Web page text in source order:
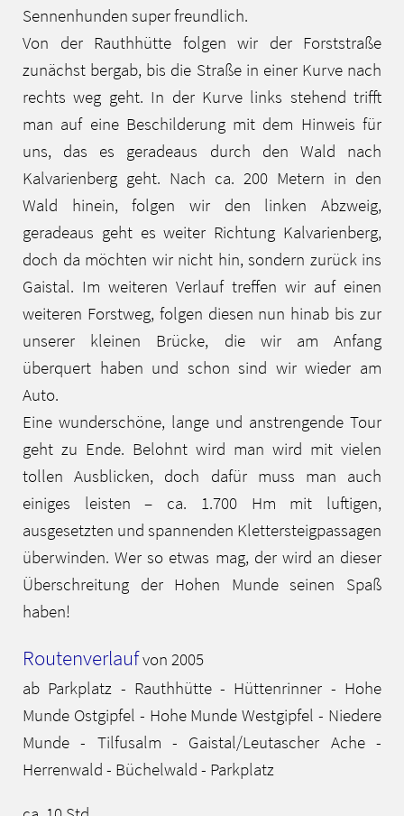
Sennenhunden super freundlich.
Von der Rauthhütte folgen wir der Forststraße
zunächst bergab, bis die Straße in einer Kurve nach
rechts weg geht. In der Kurve links stehend trifft
man auf eine Beschilderung mit dem Hinweis für
uns, das es geradeaus durch den Wald nach
Kalvarienberg geht. Nach ca. 200 Metern in den
Wald hinein, folgen wir den linken Abzweig,
geradeaus geht es weiter Richtung Kalvarienberg,
doch da möchten wir nicht hin, sondern zurück ins
Gaistal. Im weiteren Verlauf treffen wir auf einen
weiteren Forstweg, folgen diesen nun hinab bis zur
unserer kleinen Brücke, die wir am Anfang
überquert haben und schon sind wir wieder am
Auto.
Eine wunderschöne, lange und anstrengende Tour
geht zu Ende. Belohnt wird man wird mit vielen
tollen Ausblicken, doch dafür muss man auch
einiges leisten – ca. 1.700 Hm mit luftigen,
ausgesetzten und spannenden Klettersteigpassagen
überwinden. Wer so etwas mag, der wird an dieser
Überschreitung der Hohen Munde seinen Spaß
haben!
Routenverlaufvon 2005
ab Parkplatz - Rauthhütte - Hüttenrinner - Hohe
Munde Ostgipfel - Hohe Munde Westgipfel - Niedere
Munde - Tilfusalm - Gaistal/Leutascher Ache -
Herrenwald - Büchelwald - Parkplatz